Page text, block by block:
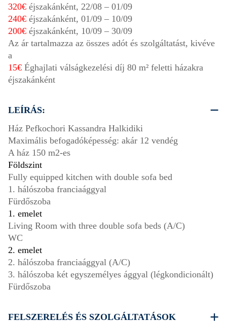
320€ éjszakánként, 22/08 – 01/09
240€ éjszakánként, 01/09 – 10/09
200€ éjszakánként, 10/09 – 30/09
Az ár tartalmazza az összes adót és szolgáltatást, kivéve
a
15€ Éghajlati válságkezelési díj 80 m² feletti házakra
éjszakánként
LEÍRÁS:
Ház Pefkochori Kassandra Halkidiki
Maximális befogadóképesség: akár 12 vendég
A ház 150 m2-es
Földszint
Fully equipped kitchen with double sofa bed
1. hálószoba franciaággyal
Fürdőszoba
1. emelet
Living Room with three double sofa beds (A/C)
WC
2. emelet
2. hálószoba franciaággyal (A/C)
3. hálószoba két egyszemélyes ággyal (légkondicionált)
Fürdőszoba
FELSZERELÉS ÉS SZOLGÁLTATÁSOK